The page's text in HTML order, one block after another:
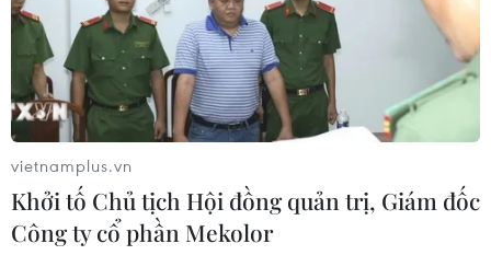
vietnamplus.vn
Khởi tố Chủ tịch Hội đồng quản trị, Giám đốc
Công ty cổ phần Mekolor